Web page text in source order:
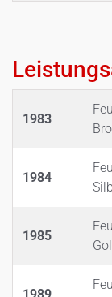
1983
1984
1985
1989